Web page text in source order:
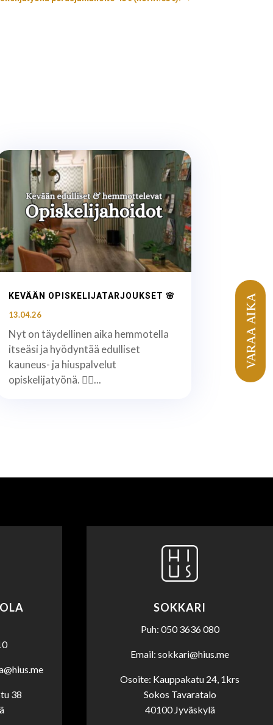
KEVÄÄN OPISKELIJATARJOUKSET 🌸
13.04.26
Nyt on täydellinen aika hemmotella
itseäsi ja hyödyntää edulliset
kauneus- ja hiuspalvelut
opiskelijatyönä. 💇‍♀️...
VARAA AIKA
38
SOKKARI
Puh: 050 3636 080
Email: sokkari@hius.me
Osoite: Kauppakatu 24, 1krs
Sokos Tavaratalo
40100 Jyväskylä